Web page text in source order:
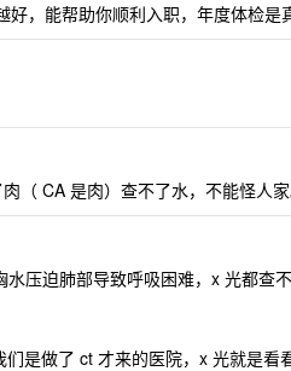
好，能帮助你顺利入职，年度体检是
（ CA 是肉）查不了水，不能怪人家
压迫肺部导致呼吸困难，x 光都查
是做了 ct 才来的医院，x 光就是看